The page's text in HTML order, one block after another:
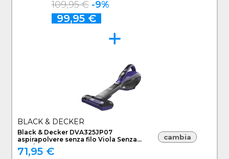
polvere
109,95 € -9%
99,95 €
BLACK & DECKER
Black & Decker DVA325JP07
aspirapolvere senza filo Viola Senza
sacchetto
71,95 €
cambia